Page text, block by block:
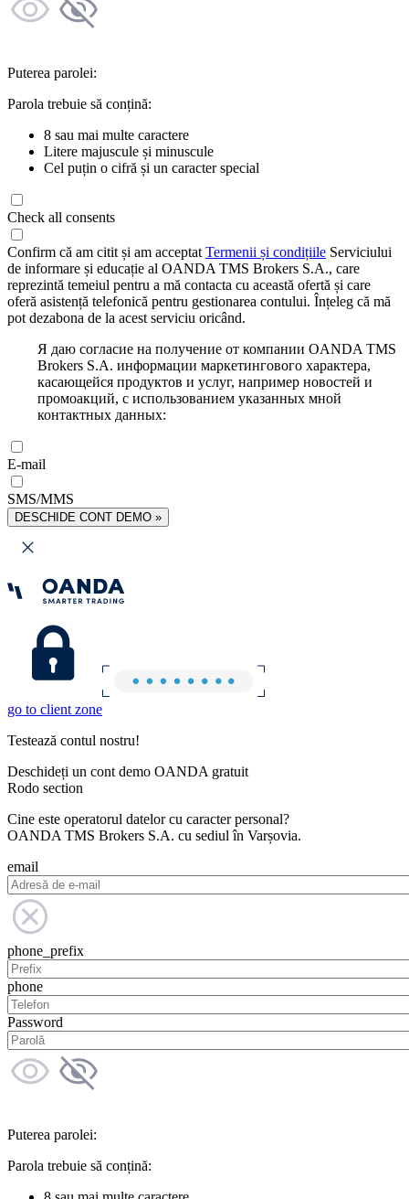
Puterea parolei:
Parola trebuie să conțină:
8 sau mai multe caractere
Litere majuscule și minuscule
Cel puțin o cifră și un caracter special
Check all consents
Confirm că am citit și am acceptat Termenii și condițiile Serviciului
de informare și educație al OANDA TMS Brokers S.A., care
reprezintă temeiul pentru a mă contacta cu această ofertă și care
oferă asistență telefonică pentru gestionarea contului. Înțeleg că mă
pot dezabona de la acest serviciu oricând.
Я даю согласие на получение от компании OANDA TMS
Brokers S.A. информации маркетингового характера,
касающейся продуктов и услуг, например новостей и
промоакций, с использованием указанных мной
контактных данных:
E-mail
SMS/MMS
DESCHIDE CONT DEMO »
go to client zone
Testează contul nostru!
Deschideți un cont demo OANDA gratuit
Rodo section
Cine este operatorul datelor cu caracter personal?
OANDA TMS Brokers S.A. cu sediul în Varșovia.
email
phone_prefix
phone
Password
Puterea parolei:
Parola trebuie să conțină: